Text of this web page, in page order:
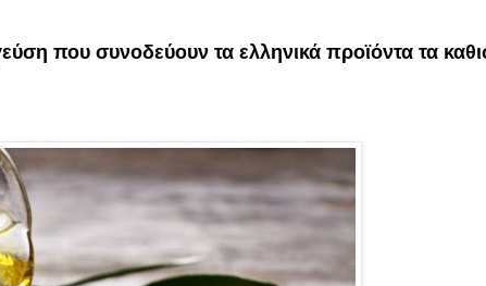
που συνοδεύουν τα ελληνικά προϊόντα τα